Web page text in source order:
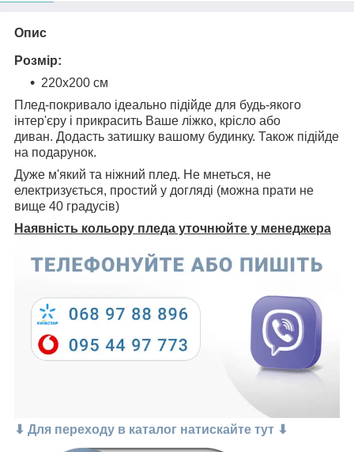
Опис
Розмір:
220х200 см
Плед-покривало ідеально підійде для будь-якого
інтер'єру і прикрасить Ваше ліжко, крісло або
диван. Додасть затишку вашому будинку. Також підійде
на подарунок.
Дуже м'який та ніжний плед. Не мнеться, не
електризується, простий у догляді (можна прати не
вище 40 градусів)
Наявність кольору пледа уточнюйте у менеджера
⬇ Для переходу в каталог натискайте тут ⬇